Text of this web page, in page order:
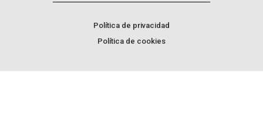
Política de privacidad
Política de cookies